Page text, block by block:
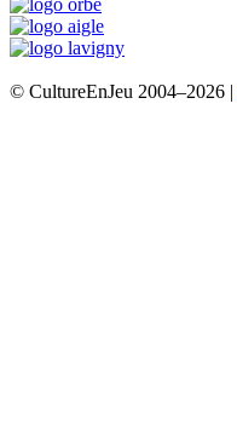
© CultureEnJeu 2004–2026 |